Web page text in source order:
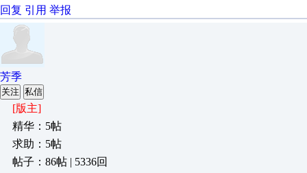
回复 引用 举报
芳季
关注 私信
[版主]
精华：5帖
求助：5帖
帖子：86帖 | 5336回